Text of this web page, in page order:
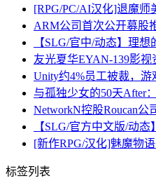
[RPG/PC/AI汉化]退魔师
ARM公司首次公开募股
【SLG/官中/动态】理
友光夏华EYAN-139影
Unity约4%员工被裁，
与孤独少女的50天After
NetworkN控股Roucan
【SLG/官方中文版/动
[新作RPG/汉化]魅魔物
标签列表